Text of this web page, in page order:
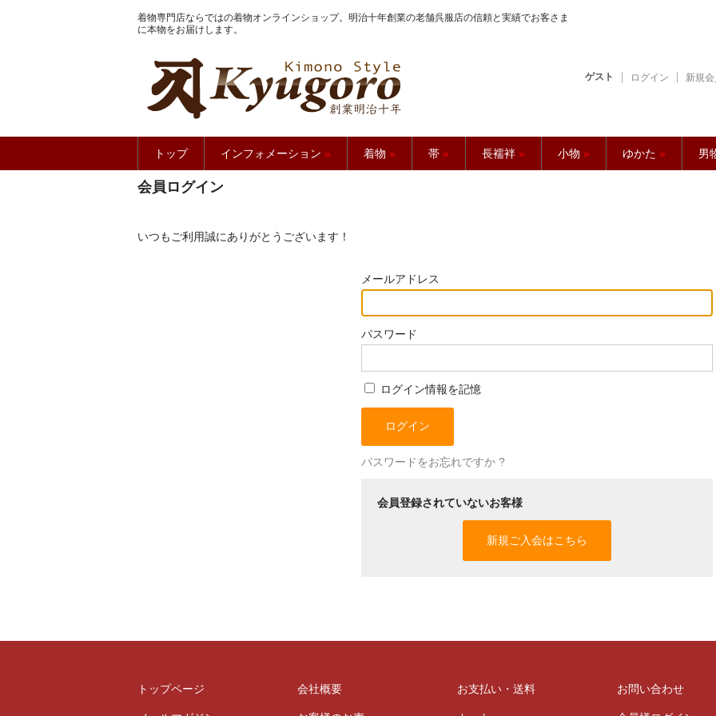
着物専門店ならではの着物オンラインショップ。明治十年創業の老舗呉服店の信頼と実績でお客さま
に本物をお届けします。
きもの館【久五郎】
ゲスト ログイン 新規
トップ インフォメーション » 着物 » 帯 » 長襦袢 » 小物 » ゆかた » 男
会員ログイン
いつもご利用誠にありがとうございます！
メールアドレス
パスワード
ログイン情報を記憶
パスワードをお忘れですか ?
会員登録されていないお客様
新規ご入会はこちら
トップページ 会社概要 お支払い・送料 お問い合わせ